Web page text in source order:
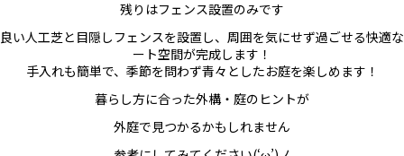
残りはフェンス設置のみです
い人工芝と目隠しフェンスを設置し、周囲を気にせず過ごせる快適
ート空間が完成します！
手入れも簡単で、季節を問わず青々としたお庭を楽しめます！
暮らし方に合った外構・庭のヒントが
外庭で見つかるかもしれません